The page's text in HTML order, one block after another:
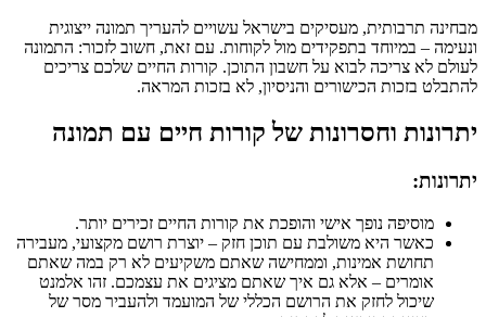
מבחינה תרבותית, מעסיקים בישראל עשויים להעריך תמונה ייצוגית
ונעימה – במיוחד בתפקידים מול לקוחות. עם זאת, חשוב לזכור: התמונה
לעולם לא צריכה לבוא על חשבון התוכן. קורות החיים שלכם צריכים
להתבלט בזכות הכישורים והניסיון, לא בזכות המראה.
יתרונות וחסרונות של קורות חיים עם תמונה
יתרונות:
מוסיפה נופך אישי והופכת את קורות החיים זכירים יותר.
כאשר היא משולבת עם תוכן חזק – יוצרת רושם מקצועי, מעבירה
תחושת אמינות, וממחישה שאתם משקיעים לא רק במה שאתם
אומרים – אלא גם איך שאתם מציגים את עצמכם. זהו אלמנט
שיכול לחזק את הרושם הכללי של המועמד ולהעביר מסר של